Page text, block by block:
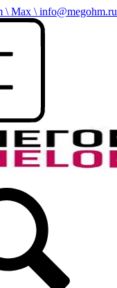
\ Max \ info@megohm.ru